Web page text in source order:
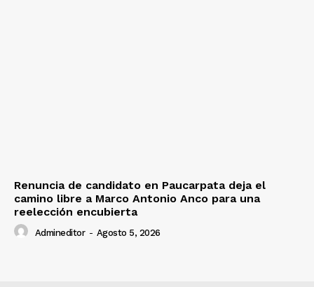
Renuncia de candidato en Paucarpata deja el
camino libre a Marco Antonio Anco para una
reelección encubierta
Admineditor - Agosto 5, 2026